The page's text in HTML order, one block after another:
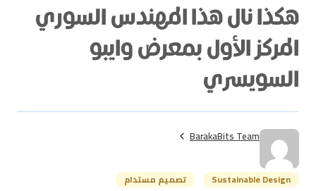
هكذا نال هذا المهندس السوري
المركز الأول بمعرض وايبو
السويسري
BarakaBits Team
Sustainable Design تصميم مستدام